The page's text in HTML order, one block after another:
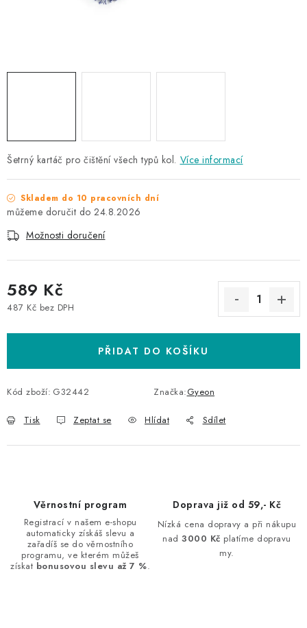
BYDLENÍ
Šetrný kartáč pro čištění všech typů kol. Více informací
Skladem do 10 pracovních dní
24.8.2026
Možnosti doručení
589 Kč
487 Kč bez DPH
PŘIDAT DO KOŠÍKU
Kód zboží: G32442 Značka:Gyeon
Tisk Zeptat se Hlídat Sdílet
Věrnostní program
Registrací v našem e-shopu
automaticky získáš slevu a
zařadíš se do věrnostního
programu, ve kterém můžeš
získat bonusovou slevu až 7 %.
Doprava již od 59,- Kč
Nízká cena dopravy a při nákupu
nad3000 Kč platíme dopravu
my.